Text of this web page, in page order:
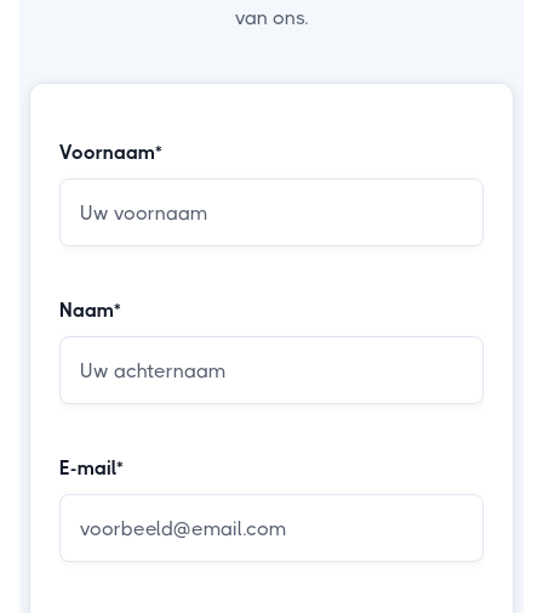
van ons.
Voornaam*
Naam*
E-mail*